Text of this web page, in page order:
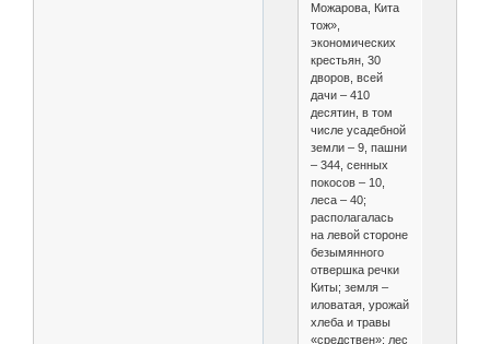
Можарова, Кита
тож»,
экономических
крестьян, 30
дворов, всей
дачи – 410
десятин, в том
числе усадебной
земли – 9, пашни
– 344, сенных
покосов – 10,
леса – 40;
располагалась
на левой стороне
безымянного
отвершка речки
Киты; земля –
иловатая, урожай
хлеба и травы
«средствен»; лес